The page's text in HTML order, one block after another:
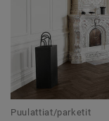
Puulattiat/parketit